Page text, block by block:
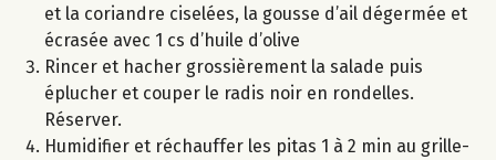
et la coriandre ciselées, la gousse d’ail dégermée et
écrasée avec 1 cs d’huile d’olive
Rincer et hacher grossièrement la salade puis
éplucher et couper le radis noir en rondelles.
Réserver.
Humidifier et réchauffer les pitas 1 à 2 min au grille-